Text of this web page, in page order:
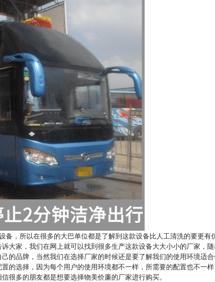
备，所以在很多的大巴单位都是了解到这款设备比人工清洗的要更有
大家，我们在网上就可以找到很多生产这款设备大大小小的厂家，
的品牌，当然我们在选择厂家的时候还是要了解我们的使用环境适合
的选择，因为每个用户的使用环境都不一样，所需要的配置也不一
很多的朋友都是想要选择物美价廉的厂家进行购买。